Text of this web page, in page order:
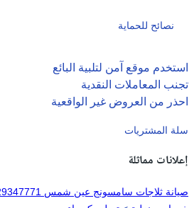
نصائح للحماية
استخدم موقع آمن لتلبية البائع
تجنب المعاملات النقدية
احذر من العروض غير الواقعية
سلة المشتريات
إعلانات مماثلة